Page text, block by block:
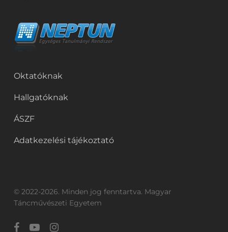
Oktatóknak
Hallgatóknak
ÁSZF
Adatkezelési tájékoztató
© 2022-2026. Minden jog fenntartva. Magyar
Táncművészeti Egyetem
facebookyoutubeinstagram